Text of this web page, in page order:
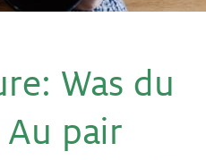
Was du
pair